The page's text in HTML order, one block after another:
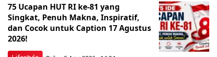
75 Ucapan HUT RI ke-81 yang
Singkat, Penuh Makna, Inspiratif,
dan Cocok untuk Caption 17 Agustus
2026!